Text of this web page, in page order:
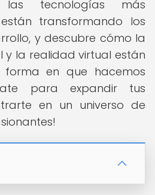
tecnologías más
transformando los
y descubre cómo la
y la realidad virtual están
forma en que hacemos
para expandir tus
en un universo de